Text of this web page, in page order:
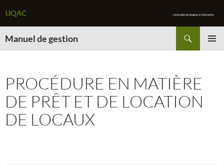
Manuel de gestion
PROCÉDURE EN MATIÈRE
DE PRÊT ET DE LOCATION
DE LOCAUX